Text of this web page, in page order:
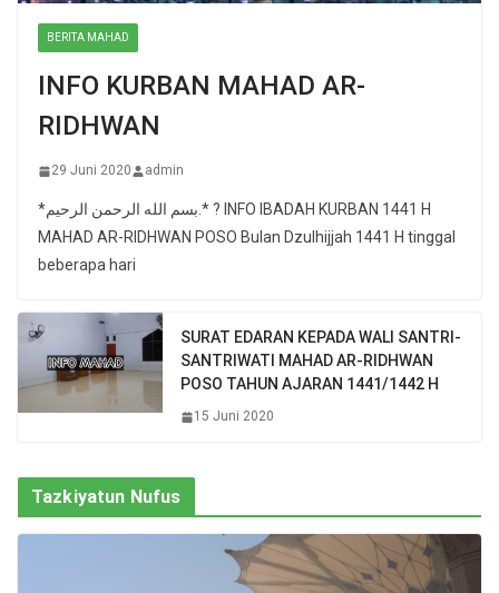
BERITA MAHAD
INFO KURBAN MAHAD AR-
RIDHWAN
29 Juni 2020 admin
*بسم الله الرحمن الرحيم.* ? INFO IBADAH KURBAN 1441 H
MAHAD AR-RIDHWAN POSO Bulan Dzulhijjah 1441 H tinggal
beberapa hari
SURAT EDARAN KEPADA WALI SANTRI-
SANTRIWATI MAHAD AR-RIDHWAN
POSO TAHUN AJARAN 1441/1442 H
15 Juni 2020
Tazkiyatun Nufus